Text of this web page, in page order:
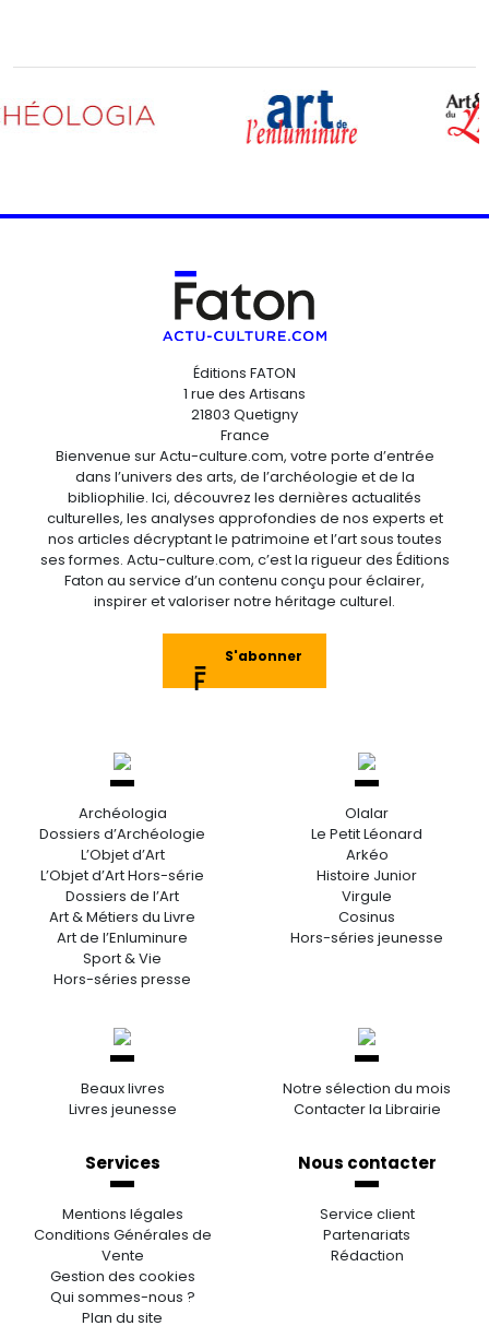
Éditions FATON
1 rue des Artisans
21803 Quetigny
France
Bienvenue sur Actu-culture.com, votre porte d’entrée
dans l’univers des arts, de l’archéologie et de la
bibliophilie. Ici, découvrez les dernières actualités
culturelles, les analyses approfondies de nos experts et
nos articles décryptant le patrimoine et l’art sous toutes
ses formes. Actu-culture.com, c’est la rigueur des Éditions
Faton au service d’un contenu conçu pour éclairer,
inspirer et valoriser notre héritage culturel.
S'abonner
Archéologia
Dossiers d’Archéologie
L’Objet d’Art
L’Objet d’Art Hors-série
Dossiers de l’Art
Art & Métiers du Livre
Art de l’Enluminure
Sport & Vie
Hors-séries presse
Olalar
Le Petit Léonard
Arkéo
Histoire Junior
Virgule
Cosinus
Hors-séries jeunesse
Beaux livres
Livres jeunesse
Notre sélection du mois
Contacter la Librairie
Services
Mentions légales
Conditions Générales de
Vente
Gestion des cookies
Qui sommes-nous ?
Plan du site
Nous contacter
Service client
Partenariats
Rédaction